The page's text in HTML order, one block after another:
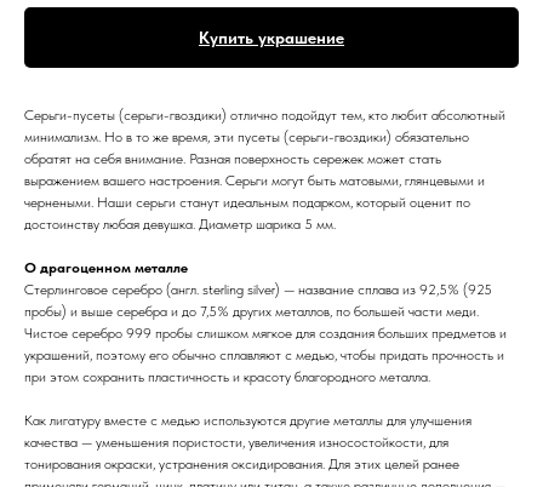
Купить украшение
Серьги-пусеты (серьги-гвоздики) отлично подойдут тем, кто любит абсолютный
минимализм. Но в то же время, эти пусеты (серьги-гвоздики) обязательно
обратят на себя внимание. Разная поверхность сережек может стать
выражением вашего настроения. Серьги могут быть матовыми, глянцевыми и
чернеными. Наши серьги станут идеальным подарком, который оценит по
достоинству любая девушка. Диаметр шарика 5 мм.
О драгоценном металле
Стерлинговое серебро (англ. sterling silver) — название сплава из 92,5% (925
пробы) и выше серебра и до 7,5% других металлов, по большей части меди.
Чистое серебро 999 пробы слишком мягкое для создания больших предметов и
украшений, поэтому его обычно сплавляют с медью, чтобы придать прочность и
при этом сохранить пластичность и красоту благородного металла.
Как лигатуру вместе с медью используются другие металлы для улучшения
качества — уменьшения пористости, увеличения износостойкости, для
тонирования окраски, устранения оксидирования. Для этих целей ранее